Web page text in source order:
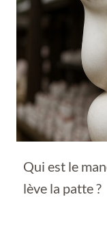
Qui est le
lève la patte ?